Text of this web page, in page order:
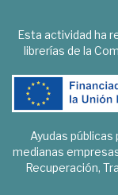
Esta actividad ha
librerías de la
Ayudas públicas
medianas
Recuperación,